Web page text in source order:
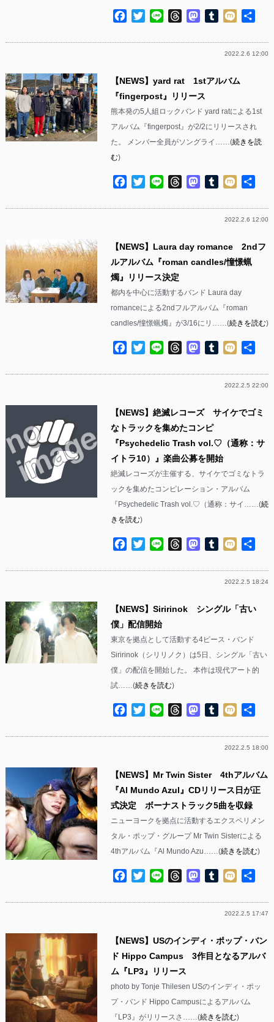
Facebook
TwitterLine ThreadsMastodon
Tumblr
Mixi
2022.2.6 12:00
【NEWS】yard rat 1stアルバム
『fingerpost』リリース
熊本発の5人組ロックバンド yard ratによる1st
アルバム『fingerpost』が2/2にリリースされ
た。 メンバー全員がソングライ……(続きを読
む)
Facebook
TwitterLine ThreadsMastodon
Tumblr
Mixi
2022.2.6 12:00
【NEWS】Laura day romance 2ndフ
ルアルバム『roman candles/憧憬蝋
燭』リリース決定
都内を中心に活動するバンド Laura day
romanceによる2ndフルアルバム『roman
candles/憧憬蝋燭』が3/16にリ……(続きを読む)
Facebook
TwitterLine ThreadsMastodon
Tumblr
Mixi
2022.2.5 22:00
【NEWS】絶滅レコーズ サイケでゴミ
なトラックを集めたコンピ
『Psychedelic Trash vol.♡（通称：サ
イトラ10）』楽曲公募を開始
絶滅レコーズが主催する、サイケでゴミなトラ
ックを集めたコンピレーション・アルバム
『Psychedelic Trash vol.♡（通称：サイ……(続
きを読む)
Facebook
TwitterLine ThreadsMastodon
Tumblr
Mixi
2022.2.5 18:24
【NEWS】Siririnok シングル「古い
僕」配信開始
東京を拠点として活動する4ピース・バンド
Siririnok（シリリノク）は5日、シングル「古い
僕」の配信を開始した。 本作は現代アート的
試……(続きを読む)
Facebook
TwitterLine ThreadsMastodon
Tumblr
Mixi
2022.2.5 18:00
【NEWS】Mr Twin Sister 4thアルバム
『Al Mundo Azul』CDリリース日が正
式決定 ボーナストラック5曲を収録
ニューヨークを拠点に活動するエクスペリメン
タル・ポップ・グループ Mr Twin Sisterによる
4thアルバム『Al Mundo Azu……(続きを読む)
Facebook
TwitterLine ThreadsMastodon
Tumblr
Mixi
2022.2.5 17:47
【NEWS】USのインディ・ポップ・バン
ド Hippo Campus 3作目となるアルバ
ム『LP3』リリース
photo by Tonje Thilesen USのインディ・ポッ
プ・バンド Hippo Campusによるアルバム
『LP3』がリリースさ……(続きを読む)